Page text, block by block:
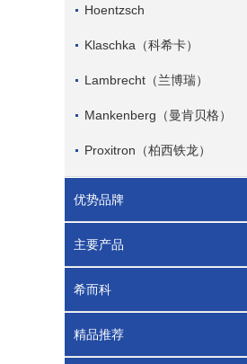
Hoentzsch
Klaschka（科希卡）
Lambrecht（兰博瑞）
Mankenberg（曼肯贝格）
Proxitron（柏西铁龙）
优势品牌
主要产品
希而科
精品推荐